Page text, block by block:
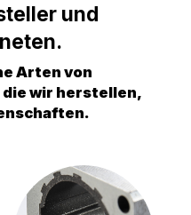
und
Arten von
die wir herstellen,